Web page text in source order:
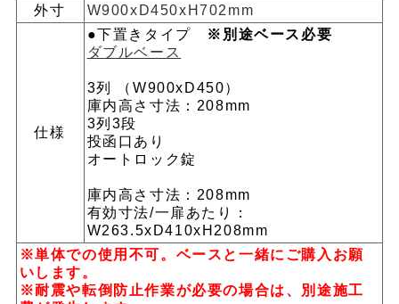
外寸
W900xD450xH702mm
仕様
●下置きタイプ ※別途ベース必要
ダブルベース
3列 （W900xD450）
庫内高さ寸法：208mm
3列3段
投函口あり
オートロック錠
庫内高さ寸法：208mm
有効寸法/一扉あたり：
W263.5xD410xH208mm
※単体での使用不可。ベースと一緒にご購入お願
いします。
※耐震や転倒防止作業が必要の場合は、別途施工